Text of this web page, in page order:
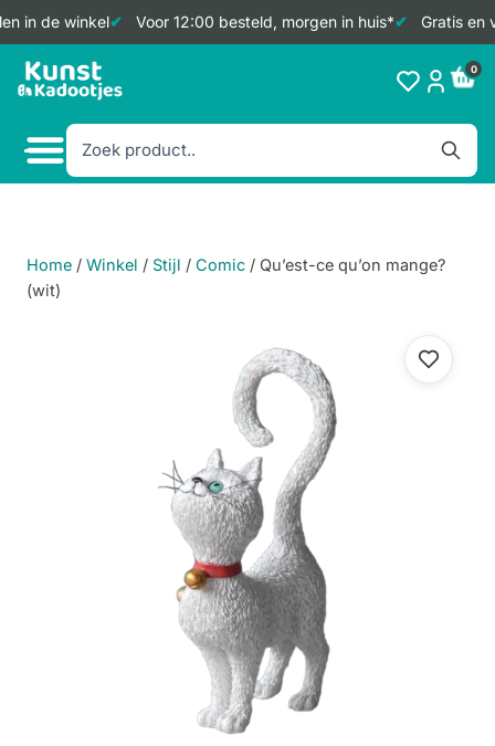
in de winkel Voor 12:00 besteld, morgen in huis* Gratis en
Doorgaan
naar
0
Home / Winkel / Stijl / Comic / Qu’est-ce qu’on mange?
(wit)